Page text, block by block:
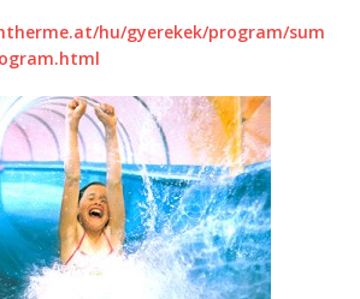
hu/gyerekek/program/sum